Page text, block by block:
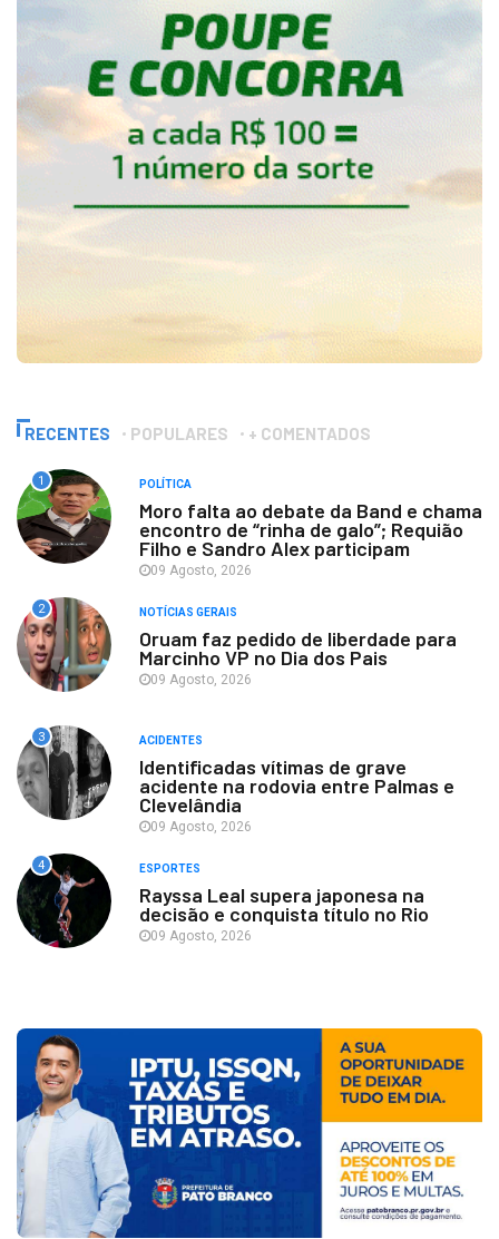
RECENTES POPULARES + COMENTADOS
1 POLÍTICA
Moro falta ao debate da Band e chama
encontro de “rinha de galo”; Requião
Filho e Sandro Alex participam
09 Agosto, 2026
2 NOTÍCIAS GERAIS
Oruam faz pedido de liberdade para
Marcinho VP no Dia dos Pais
09 Agosto, 2026
3 ACIDENTES
Identificadas vítimas de grave
acidente na rodovia entre Palmas e
Clevelândia
09 Agosto, 2026
4 ESPORTES
Rayssa Leal supera japonesa na
decisão e conquista título no Rio
09 Agosto, 2026